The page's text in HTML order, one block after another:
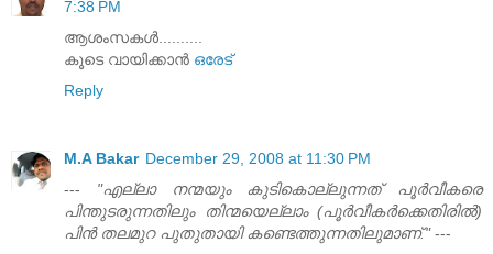
7:38 PM
ആശംസകള്‍..........
കൂടെ വായിക്കാന്‍ ഒരേട്
Reply
M.A Bakar December 29, 2008 at 11:30 PM
--- "എല്ലാ നന്മയും കുടികൊല്ലുന്നത്‌ പൂര്‍വീകരെ
പിന്തുടരുന്നതിലും തിന്മയെല്ലാം (പൂര്‍വീകര്‍ക്കെതിരില്‍)
പിന്‍ തലമുറ പുതുതായി കണ്ടെത്തുന്നതിലുമാണ്‌."---